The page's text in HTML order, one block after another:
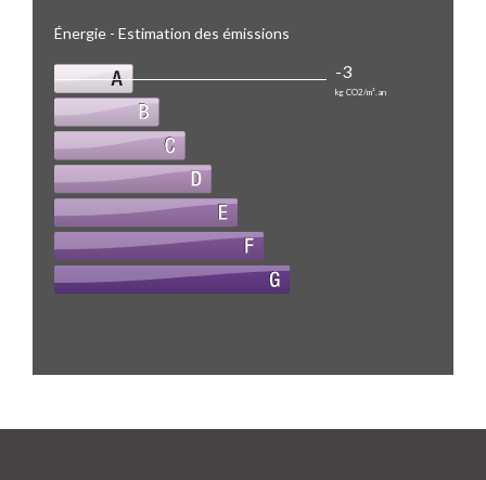
Énergie - Estimation des émissions
-3
kg CO2/m².an